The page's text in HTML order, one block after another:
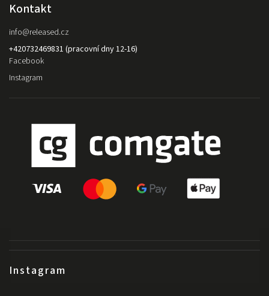
Instagram
Kontakt
info@released.cz
+420732469831 (pracovní dny 12-16)
Facebook
Instagram